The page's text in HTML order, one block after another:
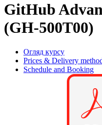
GitHub
(GH-500T00)
Огляд курсу
Prices & Delivery
Schedule and Booking